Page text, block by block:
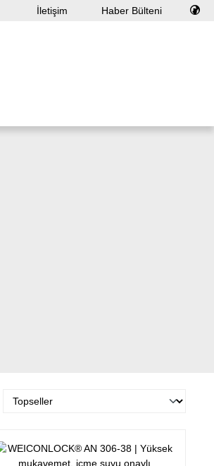
İletişim Haber Bülteni